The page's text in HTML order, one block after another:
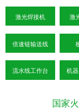
激光焊接机 激
倍速链输送线
流水线工作台 机
国家